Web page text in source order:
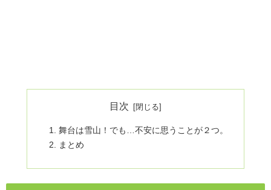
目次
舞台は雪山！でも…不安に思うことが２つ。
まとめ